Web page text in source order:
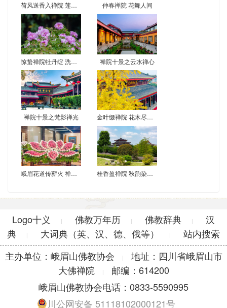
荷风送香入禅院 莲花初绽映佛光 仲春禅院 花舞人间
惊蛰禅院牡丹绽 洗心赏景正当时 禅院十景之云水禅心
禅院十景之梵影禅光 金叶缀禅院 花木尽梵音
峨眉花道传薪火 禅心供花映古韵 桂香盈禅院 秋韵染峨眉
Logo十义 | 佛教万年历 | 佛教辞典 |
汉
典
| 大词典（英、汉、德、俄等） |
站内搜索
主办单位：峨眉山佛教协会
|
地址：四川省峨眉山市
大佛禅院
|
邮编：614200
峨眉山佛教协会电话：0833-5590995
川公网安备 51118102000121号